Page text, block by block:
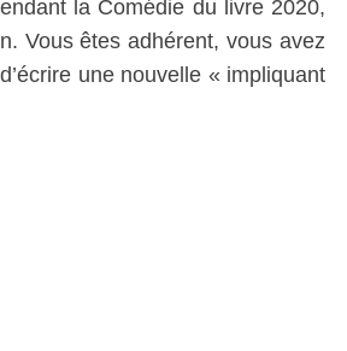
la Comédie du livre 2020,
Vous êtes adhérent, vous avez
une nouvelle « impliquant